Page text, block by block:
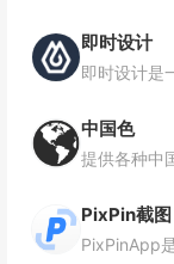
即时设计
中国色
PixPin截图